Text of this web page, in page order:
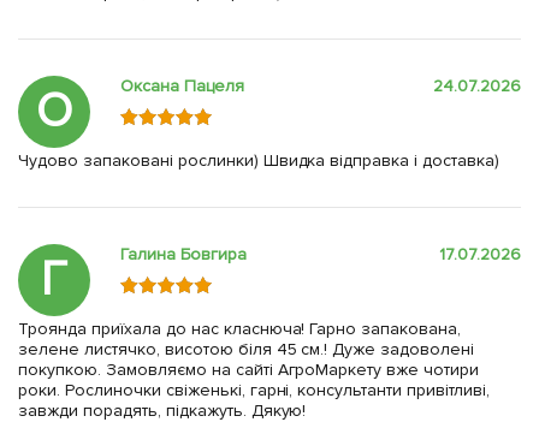
О Оксана Пацеля 24.07.2026
Чудово запаковані рослинки) Швидка відправка і доставка)
Г Галина Бовгира 17.07.2026
Троянда приїхала до нас класнюча! Гарно запакована,
зелене листячко, висотою біля 45 см.! Дуже задоволені
покупкою. Замовляємо на сайті АгроМаркету вже чотири
роки. Рослиночки свіженькі, гарні, консультанти привітливі,
завжди порадять, підкажуть. Дякую!